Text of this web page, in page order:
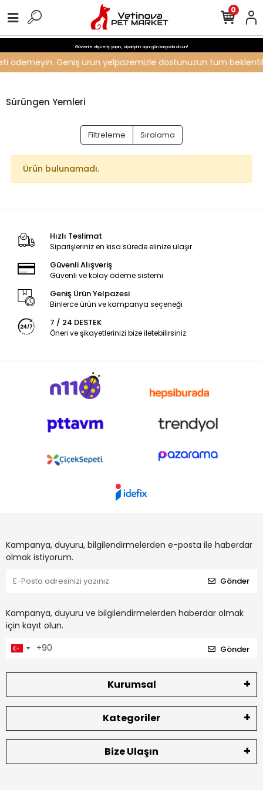
Güvenle alışveriş yapın, siparişiniz aynı gün kargo'da olsun!
ödemeyin. Geniş ürün yelpazemizle dostunuzun tüm
0
Sürüngen Yemleri
Filtreleme Sıralama
Ürün bulunamadı.
Hızlı Teslimat
Siparişleriniz en kısa sürede elinize ulaşır.
Güvenli Alışveriş
Güvenli ve kolay ödeme sistemi
Geniş Ürün Yelpazesi
Binlerce ürün ve kampanya seçeneği
7 / 24 DESTEK
Öneri ve şikayetlerinizi bize iletebilirsiniz.
Kampanya, duyuru, bilgilendirmelerden e-posta ile haberdar
olmak istiyorum.
Gönder
Kampanya, duyuru ve bilgilendirmelerden haberdar olmak
için kayıt olun.
Gönder
Kurumsal
Kategoriler
Bize Ulaşın